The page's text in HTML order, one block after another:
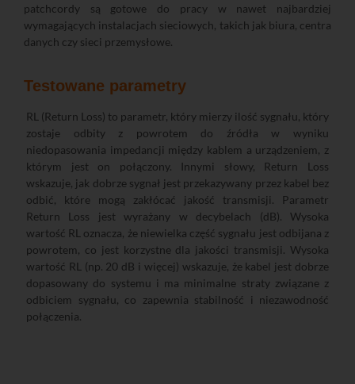
patchcordy są gotowe do pracy w nawet najbardziej
wymagających instalacjach sieciowych, takich jak biura, centra
danych czy sieci przemysłowe.
Testowane parametry
RL (Return Loss) to parametr, który mierzy ilość sygnału, który
zostaje odbity z powrotem do źródła w wyniku
niedopasowania impedancji między kablem a urządzeniem, z
którym jest on połączony. Innymi słowy, Return Loss
wskazuje, jak dobrze sygnał jest przekazywany przez kabel bez
odbić, które mogą zakłócać jakość transmisji. Parametr
Return Loss jest wyrażany w decybelach (dB). Wysoka
wartość RL oznacza, że niewielka część sygnału jest odbijana z
powrotem, co jest korzystne dla jakości transmisji. Wysoka
wartość RL (np. 20 dB i więcej) wskazuje, że kabel jest dobrze
dopasowany do systemu i ma minimalne straty związane z
odbiciem sygnału, co zapewnia stabilność i niezawodność
połączenia.